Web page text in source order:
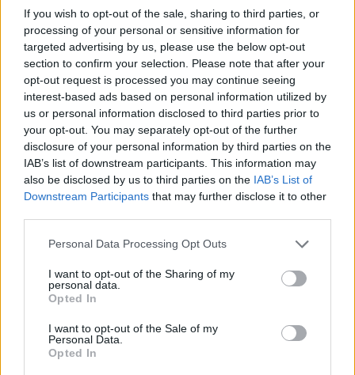
If you wish to opt-out of the sale, sharing to third parties, or
processing of your personal or sensitive information for
targeted advertising by us, please use the below opt-out
section to confirm your selection. Please note that after your
opt-out request is processed you may continue seeing
interest-based ads based on personal information utilized by
us or personal information disclosed to third parties prior to
your opt-out. You may separately opt-out of the further
disclosure of your personal information by third parties on the
IAB’s list of downstream participants. This information may
also be disclosed by us to third parties on the IAB’s List of
Downstream Participants that may further disclose it to other
Personal Data Processing Opt Outs
I want to opt-out of the Sharing of my
personal data.
Opted In
I want to opt-out of the Sale of my
Personal Data.
Opted In
indignazione.
La dirigenza del club del Nord-Est ha
giudicato la proposta “inaccettabile” e persino
“mancante di rispetto”
, sia nei confronti della società che
dello spessore internazionale del trentatreenne capitano
elvetico.
Arrivato la scorsa estate dal Leverkusen per
un’operazione complessiva da 17,5 milioni di sterline
(bonus inclusi), Xhaka è diventato immediatamente il
leader indiscusso dello spogliatoio. Investito della fascia di
capitano, ha trascinato la squadra a uno storico e
inaspettato settimo posto, riportando il Sunderland in
Europa dopo ben 53 anni di attesa. Un patrimonio tecnico
e umano che la proprietà non ha alcuna intenzione di
svendere.